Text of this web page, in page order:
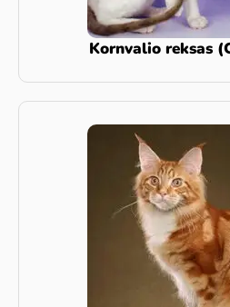
Kornvalio reksas